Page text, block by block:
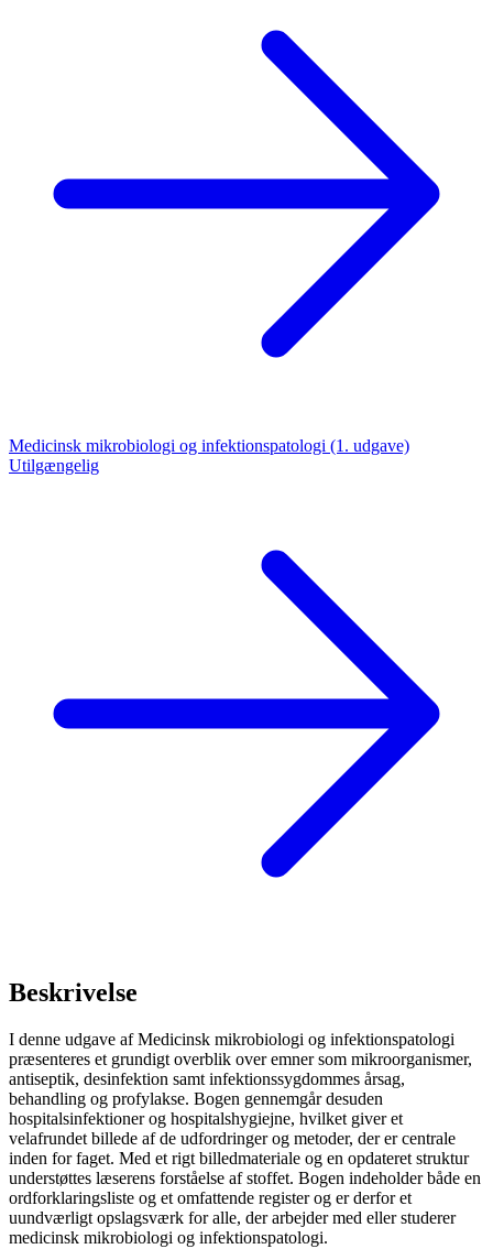
Medicinsk mikrobiologi og infektionspatologi (1. udgave)
Utilgængelig
Beskrivelse
I denne udgave af Medicinsk mikrobiologi og infektionspatologi
præsenteres et grundigt overblik over emner som mikroorganismer,
antiseptik, desinfektion samt infektionssygdommes årsag,
behandling og profylakse. Bogen gennemgår desuden
hospitalsinfektioner og hospitalshygiejne, hvilket giver et
velafrundet billede af de udfordringer og metoder, der er centrale
inden for faget. Med et rigt billedmateriale og en opdateret struktur
understøttes læserens forståelse af stoffet. Bogen indeholder både en
ordforklaringsliste og et omfattende register og er derfor et
uundværligt opslagsværk for alle, der arbejder med eller studerer
medicinsk mikrobiologi og infektionspatologi.